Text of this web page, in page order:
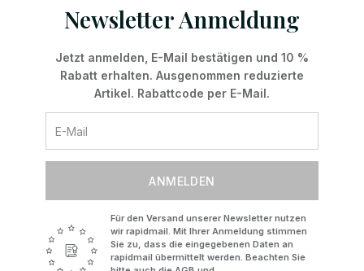
Newsletter Anmeldung
Jetzt anmelden, E-Mail bestätigen und 10 %
Rabatt erhalten. Ausgenommen reduzierte
Artikel. Rabattcode per E-Mail.
ANMELDEN
Für den Versand unserer Newsletter nutzen
wir rapidmail. Mit Ihrer Anmeldung stimmen
Sie zu, dass die eingegebenen Daten an
rapidmail übermittelt werden. Beachten Sie